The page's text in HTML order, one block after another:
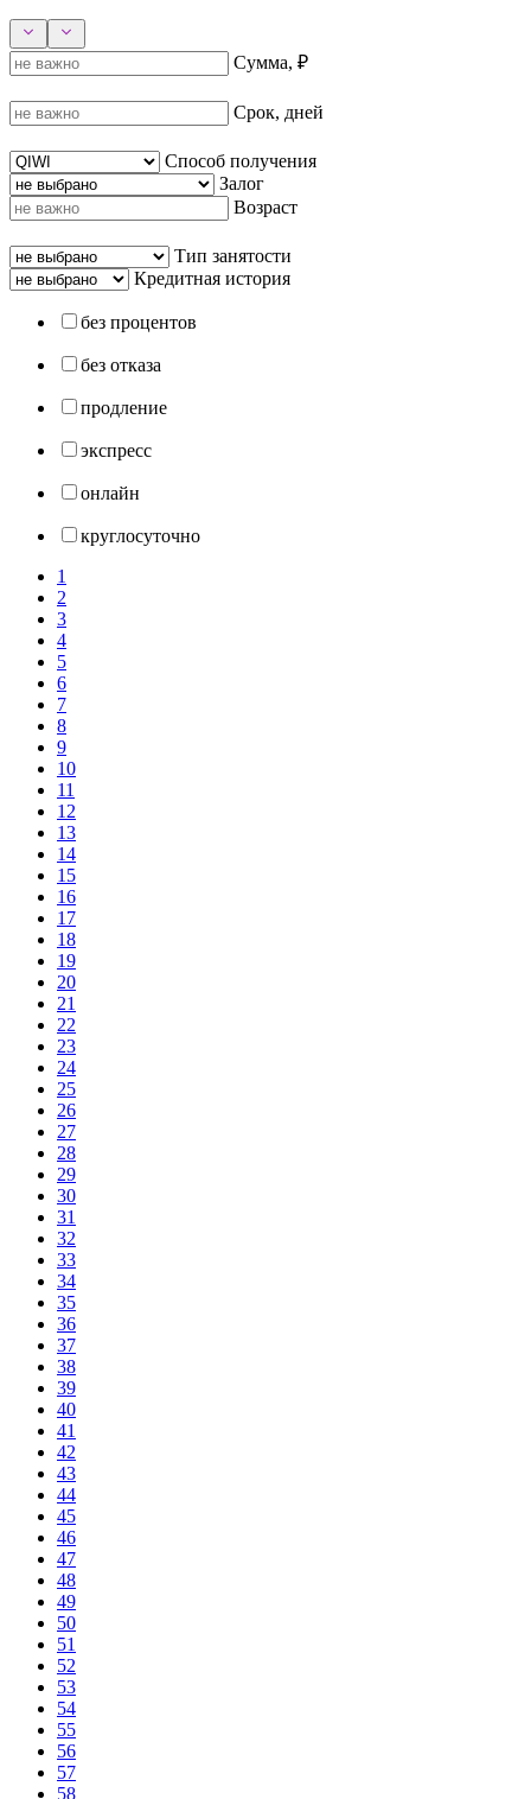
Сумма, ₽
Срок, дней
Способ получения
Залог
Возраст
Тип занятости
Кредитная история
без процентов
без отказа
продление
экспресс
онлайн
круглосуточно
1
2
3
4
5
6
7
8
9
10
11
12
13
14
15
16
17
18
19
20
21
22
23
24
25
26
27
28
29
30
31
32
33
34
35
36
37
38
39
40
41
42
43
44
45
46
47
48
49
50
51
52
53
54
55
56
57
58